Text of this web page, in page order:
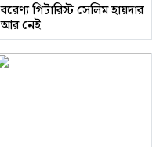
বরেণ্য গিটারিস্ট সেলিম হায়দার
আর নেই